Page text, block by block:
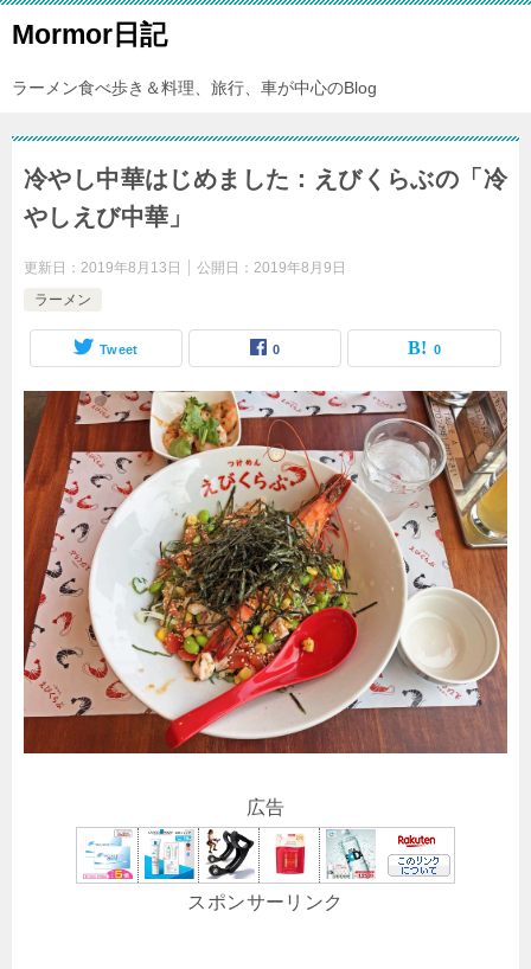
Mormor日記
ラーメン食べ歩き＆料理、旅行、車が中心のBlog
冷やし中華はじめました：えびくらぶの「冷
やしえび中華」
更新日： 2019年8月13日 公開日： 2019年8月9日
ラーメン
Tweet 0 0
広告
スポンサーリンク